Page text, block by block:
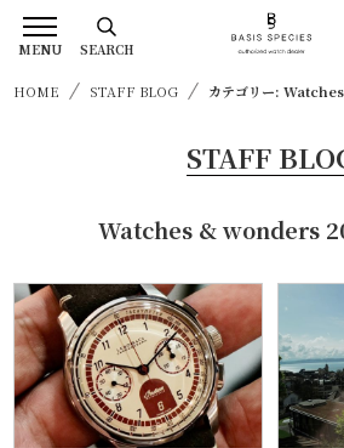
HOME STAFF BLOG カテゴリー:
STAFF
Watches & wonders
MENU SEARCH